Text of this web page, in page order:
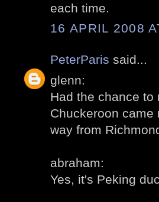
each time.
16 APRIL 2008
PeterParis said...
glenn:
Had the chance to
Chuckeroon
way from
abraham:
Yes, it's Peking